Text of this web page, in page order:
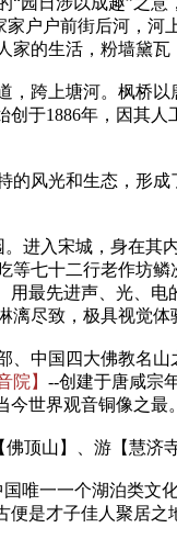
户户前街后河，
的生活，粉墙黛
跨上塘河。枫桥以
于1886年，因其
的风光和生态，形
进入宋城，身在
七十二行老作坊
最先进声、光、
尽致，极具视觉体
、中国四大佛教名
院】 --创建于唐咸宗
今世界观音铜像之最。
顶山】、游【慧济
唯一一个湖泊类
是才子佳人聚居